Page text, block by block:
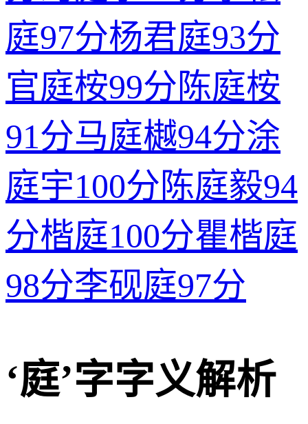
庭97分杨君庭93分
官庭桉99分陈庭桉
91分马庭樾94分涂
庭宇100分陈庭毅94
分楷庭100分瞿楷庭
98分李砚庭97分
‘庭’字字义解析